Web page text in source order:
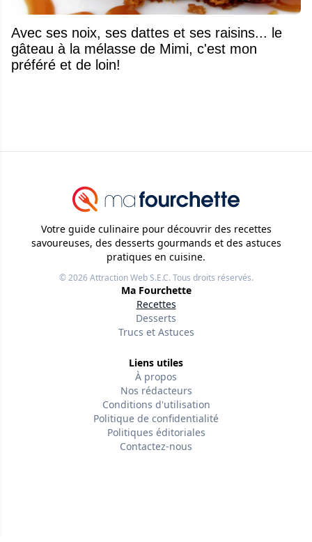
Avec ses noix, ses dattes et ses raisins... le
gâteau à la mélasse de Mimi, c'est mon
préféré et de loin!
Votre guide culinaire pour découvrir des recettes
savoureuses, des desserts gourmands et des astuces
pratiques en cuisine.
© 2026Attraction Web S.E.C.Tous droits réservés.
Ma Fourchette
Recettes
Desserts
Trucs et Astuces
Liens utiles
À propos
Nos rédacteurs
Conditions d'utilisation
Politique de confidentialité
Politiques éditoriales
Contactez-nous